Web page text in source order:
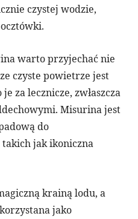
czystej wodzie,
warto przyjechać nie
czyste powietrze jest
za lecznicze, zwłaszcza
Misurina jest
do
takich jak ikoniczna
krainą lodu, a
jako